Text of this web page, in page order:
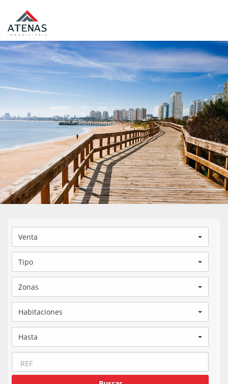
Venta
Tipo
Zonas
Habitaciones
Hasta